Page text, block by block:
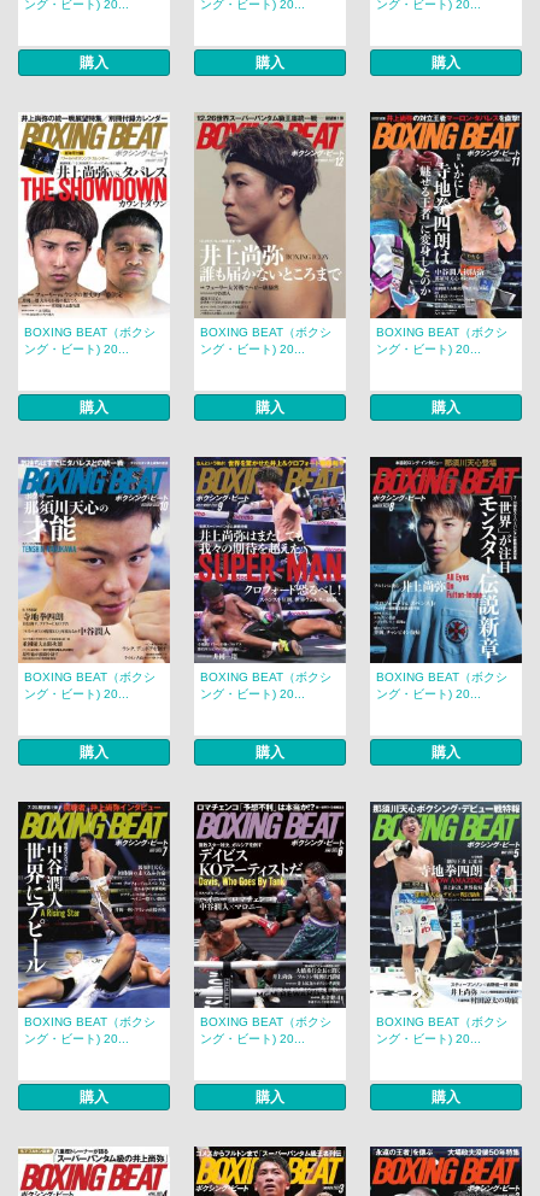
ング・ビート) 20...
購入
ング・ビート) 20...
購入
ング・ビート) 20...
購入
BOXING BEAT（ボクシ
ング・ビート) 20...
購入
BOXING BEAT（ボクシ
ング・ビート) 20...
購入
BOXING BEAT（ボクシ
ング・ビート) 20...
購入
BOXING BEAT（ボクシ
ング・ビート) 20...
購入
BOXING BEAT（ボクシ
ング・ビート) 20...
購入
BOXING BEAT（ボクシ
ング・ビート) 20...
購入
BOXING BEAT（ボクシ
ング・ビート) 20...
購入
BOXING BEAT（ボクシ
ング・ビート) 20...
購入
BOXING BEAT（ボクシ
ング・ビート) 20...
購入